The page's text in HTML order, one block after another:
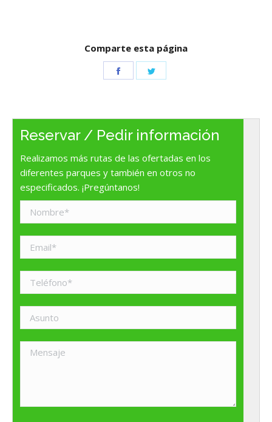
Comparte esta página
Share
Reservar / Pedir información
Realizamos más rutas de las ofertadas en los
diferentes parques y también en otros no
especificados. ¡Pregúntanos!